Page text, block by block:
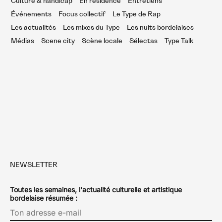
Événements
Focus collectif
Le Type de Rap
Les actualités
Les mixes du Type
Les nuits bordelaises
Médias
Scene city Scène locale Sélectas Type Talk
NEWSLETTER
Toutes les semaines, l'actualité culturelle et artistique
bordelaise résumée :